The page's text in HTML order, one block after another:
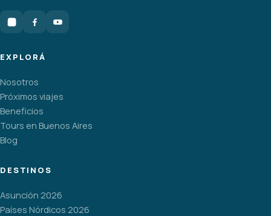
EXPLORÁ
Nosotros
Próximos viajes
Beneficios
Tours en Buenos Aires
Blog
DESTINOS
Asunción 2026
Países Nórdicos 2026